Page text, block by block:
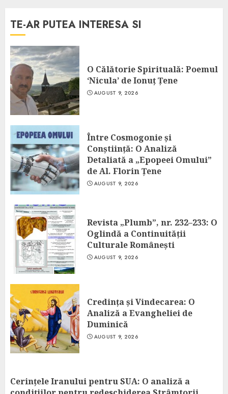
TE-AR PUTEA INTERESA SI
O Călătorie Spirituală: Poemul
‘Nicula’ de Ionuț Țene
AUGUST 9, 2026
Între Cosmogonie și
Conștiință: O Analiză
Detaliată a „Epopeei Omului”
de Al. Florin Țene
AUGUST 9, 2026
Revista „Plumb”, nr. 232–233: O
Oglindă a Continuității
Culturale Românești
AUGUST 9, 2026
Credința și Vindecarea: O
Analiză a Evangheliei de
Duminică
AUGUST 9, 2026
Cerințele Iranului pentru SUA: O analiză a